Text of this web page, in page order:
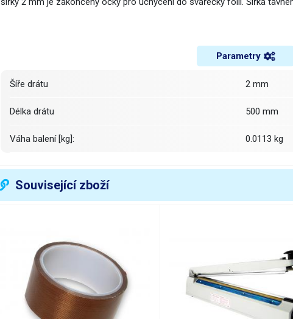
Parametry
Šíře drátu 2 mm
Délka drátu 500 mm
Váha balení [kg]: 0.0113 kg
Související zboží